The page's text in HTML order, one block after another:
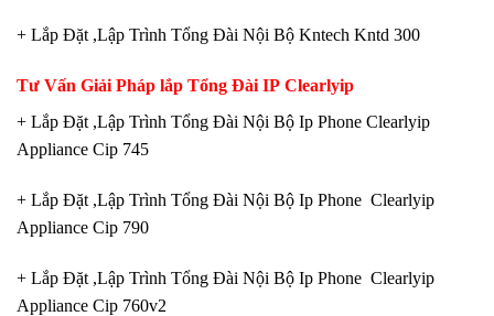
+ Lắp Đặt ,Lập Trình Tổng Đài Nội Bộ Kntech Kntd 300
Tư Vấn Giải Pháp lắp Tổng Đài IP Clearlyip
+ Lắp Đặt ,Lập Trình Tổng Đài Nội Bộ Ip Phone Clearlyip
Appliance Cip 745
+ Lắp Đặt ,Lập Trình Tổng Đài Nội Bộ Ip Phone Clearlyip
Appliance Cip 790
+ Lắp Đặt ,Lập Trình Tổng Đài Nội Bộ Ip Phone Clearlyip
Appliance Cip 760v2